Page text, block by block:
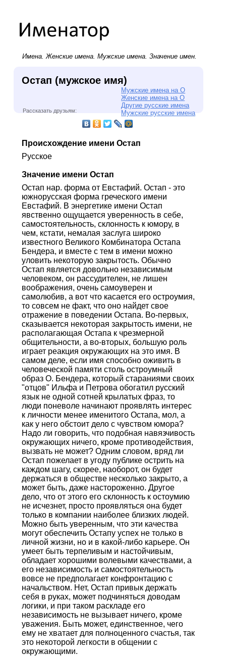
Имена.Женские имена. Мужские имена. Значение имен.
Остап (мужское имя)
Мужские имена на О
Женские имена на О
Другие русские имена
Мужские русские имена
Рассказать друзьям:
Происхождение имени Остап
Русское
Значение имени Остап
Остап нар. форма от Евстафий. Остап - это
южнорусская форма греческого имени
Евстафий. В энергетике имени Остап
явственно ощущается уверенность в себе,
самостоятельность, склонность к юмору, в
чем, кстати, немалая заслуга широко
известного Великого Комбинатора Остапа
Бендера, и вместе с тем в имени можно
уловить некоторую закрытость. Обычно
Остап является довольно независимым
человеком, он рассудителен, не лишен
воображения, очень самоуверен и
самолюбив, а вот что касается его остроумия,
то совсем не факт, что оно найдет свое
отражение в поведении Остапа. Во-первых,
сказывается некоторая закрытость имени, не
располагающая Остапа к чрезмерной
общительности, а во-вторых, большую роль
играет реакция окружающих на это имя. В
самом деле, если имя способно оживить в
человеческой памяти столь остроумный
образ О. Бендера, который стараниями своих
"отцов" Ильфа и Петрова обогатил русский
язык не одной сотней крылатых фраз, то
люди поневоле начинают проявлять интерес
к личности менее именитого Остапа, мол, а
как у него обстоит дело с чувством юмора?
Надо ли говорить, что подобная навязчивость
окружающих ничего, кроме противодействия,
вызвать не может? Одним словом, вряд ли
Остап пожелает в угоду публике острить на
каждом шагу, скорее, наоборот, он будет
держаться в обществе несколько закрыто, а
может быть, даже настороженно. Другое
дело, что от этого его склонность к остоумию
не исчезнет, просто проявляться она будет
только в компании наиболее близких людей.
Можно быть уверенным, что эти качества
могут обеспечить Остапу успех не только в
личной жизни, но и в какой-либо карьере. Он
умеет быть терпеливым и настойчивым,
обладает хорошими волевыми качествами, а
его независимость и самостоятельность
вовсе не предполагает конфронтацию с
начальством. Нет, Остап привык держать
себя в руках, может подчиняться доводам
логики, и при таком раскладе его
независимость не вызывает ничего, кроме
уважения. Быть может, единственное, чего
ему не хватает для полноценного счастья, так
это некоторой легкости в общении с
окружающими.